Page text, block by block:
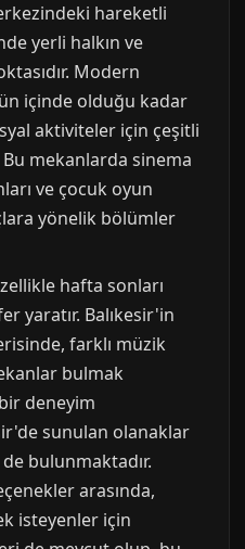
hareketli
yerli halkın ve
Modern
içinde olduğu kadar
aktiviteler için çeşitli
mekanlarda sinema
ve çocuk oyun
yönelik bölümler
hafta sonları
yaratır. Balıkesir'in
farklı müzik
bulmak
deneyim
sunulan olanaklar
bulunmaktadır.
arasında,
isteyenler için